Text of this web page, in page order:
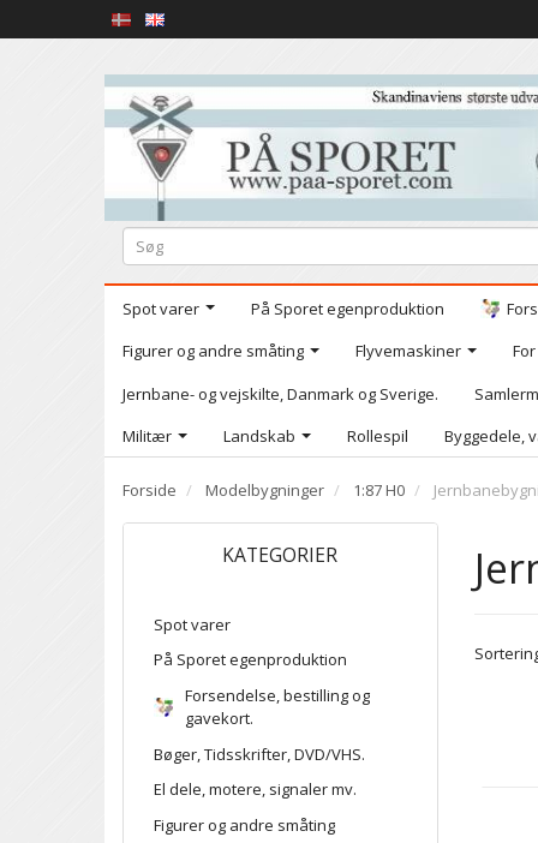
Spot varer På Sporet egenproduktion
Figurer og andre småting
Flyvemaskiner
Jernbane- og vejskilte, Danmark og Sverige.
Militær
Landskab Rollespil Byggedele,
Forside Modelbygninger 1:87 H0
KATEGORIER
Spot varer
På Sporet egenproduktion
Forsendelse, bestilling og
gavekort.
Bøger, Tidsskrifter, DVD/VHS.
El dele, motere, signaler mv.
Figurer og andre småting